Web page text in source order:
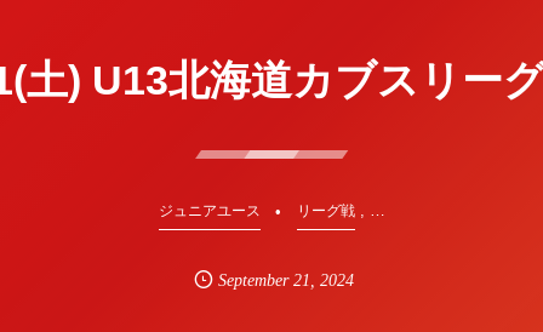
土) U13北海道カブスリー
ジュニアユース リーグ戦, …
September 21 2024